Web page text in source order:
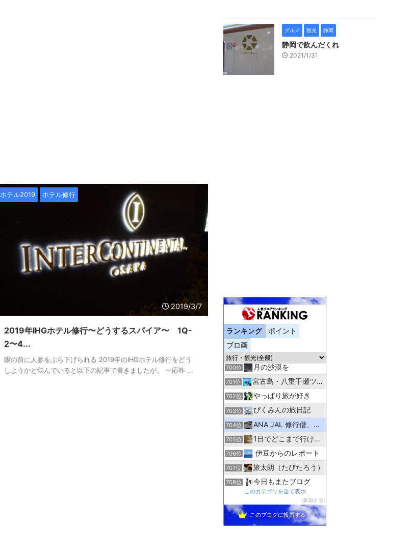
2019/3/7
ホテル2019 ホテル修行
2019年IHGホテル修行〜どうするスパイア〜 1Q-
2〜4...
眼の前に人参をぶら下げられる 2019年のIHGホテル修行をどう
しようかと悩んでいると以下の記事で書きましたが、 一応昨 ...
グルメ 観光 静岡
静岡で飲んだくれ
2021/1/31
ランキング
ポイント
ブロ画
697位 Traicy
698位 元添乗員の視点で見た宿情報＆体験記
699位 相模太夫の旅録=TabiLog
700位 月の沙漠を
701位 宮古島・八重干瀬ツアー専門アクアベース
702位 やっぱり旅が好き
703位 ぴくみんの旅日記
704位 ANA JAL 修行僧、修行尼達の解脱修行情報部屋
705位 1日でどこまで行ける？ 〜普通列車の旅〜
706位 伊豆からのレポート
707位 旅太朗（たびたろう）
708位 今日もまたブログ
シネマド館
710位 何事も負けずに頑張る！２代目２０代男子の旅行＆日常＆お料理
711位 えりおのトラベルブログ
このカテゴリを全て表示
参加する
このブログに投票する